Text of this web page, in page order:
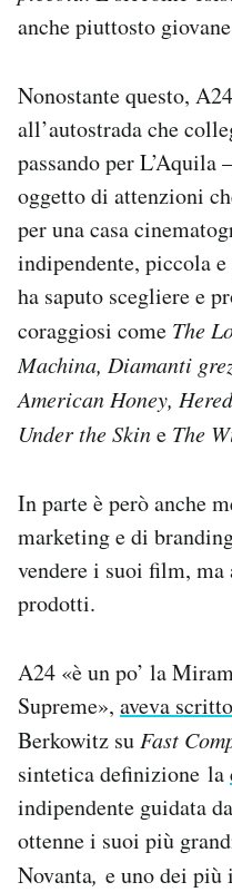
Newsletter
Regala il Post
Hai bisogno di aiuto?
Esci
anche piuttosto
Nonostante questo,
all’autostrada che
passando per L’Aquila
oggetto di attenzioni
per una casa
indipendente, piccola
ha saputo scegliere e
coraggiosi come The
Machina, Diamanti
American Honey,
Under the Skine The
In parte è però anche
marketing e di
vendere i suoi film, ma
prodotti.
A24 «è un po’ la
Supreme», aveva scritto
Berkowitz suFast
sintetica definizione la
indipendente guidata
ottenne i suoi più
Novanta, e uno dei